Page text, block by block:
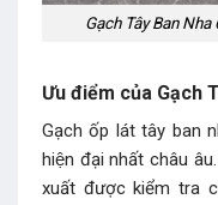
Gạch Tây Ban
Ưu điểm của Gạch
Gạch ốp lát tây ban
hiện đại nhất châu
xuất được kiểm tra